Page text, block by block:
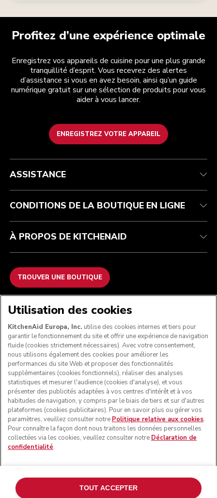
Profitez d’une expérience optimale
Enregistrez vos appareils de cuisine pour une plus grande
tranquillité d’esprit. Vous recevrez des alertes
d’assistance si vous en avez besoin, ainsi qu’un guide
numérique gratuit sur une sélection de produits pour vous
aider à vous lancer.
ENREGISTREZ VOTRE APPAREIL
Service après-vente
Garantie et documents
Conditions générales de vente
Retours et remboursements
ODR
La marque
Trouver une boutique
ASSISTANCE
CONDITIONS DE LA BOUTIQUE EN LIGNE
À PROPOS DE KITCHENAID
TROUVER UNE BOUTIQUE
NOUS ACCEPTONS
SUIVEZ-NOUS
forme du robot pâtissier multifonction sont des marques
commerciales aux États-Unis et ailleurs.
Utilisation des cookies
KitchenAid Europa, Inc. utilise des cookies internes et tiers pour
garantir le fonctionnement du site et offrir une expérience de navigation
fluide (cookies strictement nécessaires). Avec votre consentement,
nous utilisons également des cookies pour améliorer les
performances du site Web et proposer des fonctionnalités
supplémentaires (cookies fonctionnels), réaliser des analyses
statistiques et mesurer l'audience (cookies d'analyse), et vous
présenter des publicités adaptées à vos centres d'intérêt et à vos
habitudes de navigation, y compris par le biais de tiers et sur d'autres
plateformes (cookies publicitaires). Pour en savoir plus ou gérer vos
paramètres, veuillez consulter notre Politique relative aux cookies.
Pour connaître la façon dont nous traitons les données personnelles
collectées via les cookies, veuillez consulter notre Déclaration de
confidentialité.
TOUT ACCEPTER